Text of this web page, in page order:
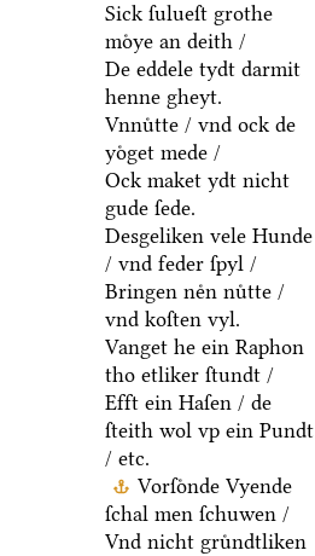
Sick ſulueſt grothe
moͤye an deith /
De eddele tydt darmit
henne gheyt.
Vnnuͤtte / vnd ock de
yoͤget mede /
Ock maket ydt nicht
gude ſede.
Desgeliken vele Hunde
/ vnd feder ſpyl /
Bringen neͤn nuͤtte /
vnd koſten vyl.
Vanget he ein Raphon
tho etliker ſtundt /
Efft ein Haſen / de
ſteith wol vp ein Pundt
/ etc.
Vorſoͤnde Vyende
ſchal men ſchuwen /
Vnd nicht gruͤndtliken